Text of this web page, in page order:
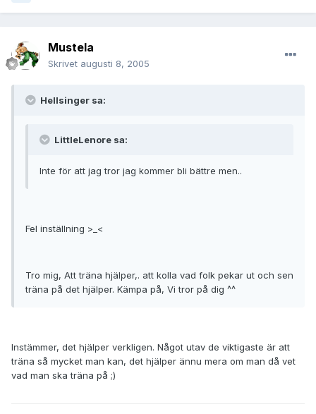
Mustela
Skrivet augusti 8, 2005
Hellsinger sa:
LittleLenore sa:
Inte för att jag tror jag kommer bli bättre men..
Fel inställning >_<
Tro mig, Att träna hjälper,. att kolla vad folk pekar ut och sen
träna på det hjälper. Kämpa på, Vi tror på dig ^^
Instämmer, det hjälper verkligen. Något utav de viktigaste är att
träna så mycket man kan, det hjälper ännu mera om man då vet
vad man ska träna på ;)